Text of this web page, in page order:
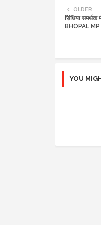
OLDER
सिंधिया समर्थक
BHOPAL
YOU